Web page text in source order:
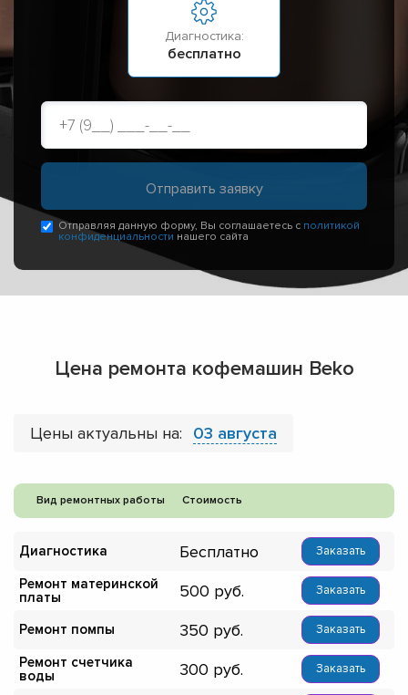
Диагностика:
бесплатно
Отправляя данную форму, Вы соглашаетесь с политикой
конфиденциальности нашего сайта
Цена ремонта кофемашин Beko
Цены актуальны на: 03 августа
Вид ремонтных работы Стоимость
Диагностика Бесплатно Заказать
Ремонт материнской
платы
500 Заказать
Ремонт помпы 350 Заказать
Ремонт счетчика
воды
300 Заказать